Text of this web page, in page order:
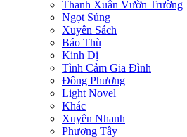
Thanh Xuân Vườn Trường
Ngọt Sủng
Xuyên Sách
Báo Thù
Kinh Dị
Tình Cảm Gia Đình
Đông Phương
Light Novel
Khác
Xuyên Nhanh
Phương Tây